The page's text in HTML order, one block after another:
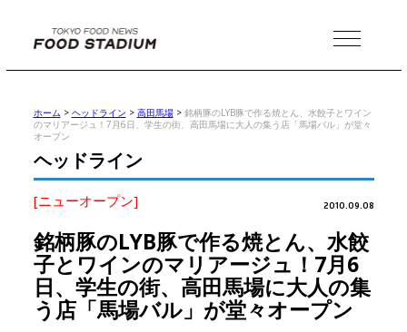
MENU
ホーム > ヘッドライン > 高田馬場> 銘柄豚のLYB豚で作る焼とん、水餃子とワイン
のマリアージュ！7月6日、学生の街、高田馬場に大人の集う店「馬場バル」が堂々
オープン
ヘッドライン
[ニューオープン] 2010.09.08
銘柄豚のLYB豚で作る焼とん、水餃
子とワインのマリアージュ！7月6
日、学生の街、高田馬場に大人の集
う店「馬場バル」が堂々オープン